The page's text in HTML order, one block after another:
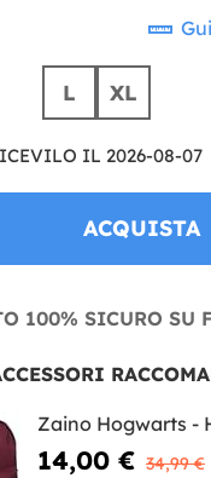
L XL
IL 2026-08-07
ACQUISTA
100% SICURO SU
Zaino Hogwarts -
14,00 € 34,99 €